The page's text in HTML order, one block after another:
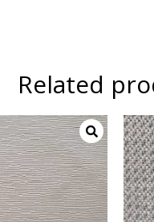
Related